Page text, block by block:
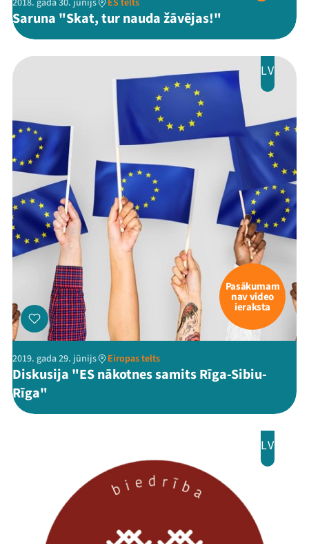
2018. gada 30. jūnijs ES telts
Saruna "Skat, tur nauda žāvējas!"
LV
Pasākumam
nav video
ieraksta
2019. gada 29. jūnijs Eiropas telts
Diskusija "ES nākotnes samits Rīga-Sibiu-
Rīga"
LV